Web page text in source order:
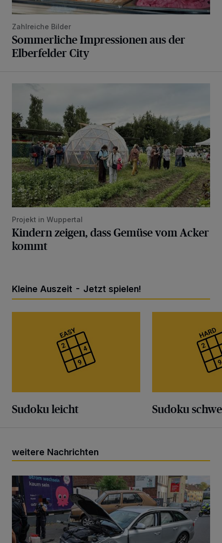
Zahlreiche Bilder
Sommerliche Impressionen aus der
Elberfelder City
Projekt in Wuppertal
Kindern zeigen, dass Gemüse vom Acker
kommt
Kleine Auszeit - Jetzt spielen!
Sudoku leicht Sudoku
weitere Nachrichten
Schwerer Unfall mit 2,48 Promille